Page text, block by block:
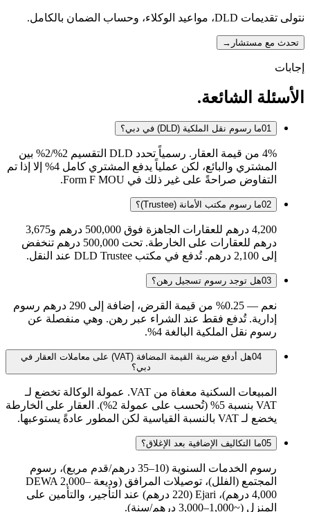
نتولى تقديمات DLD، مواعيد الوكلاء، وحساب الضمان بالكامل.
تحدث مع مستشار →
إجابات
الأسئلة الشائعة.
01ما رسوم نقل الملكية (DLD) في دبي؟
4% من قيمة العقار. رسمياً تحدد DLD التقسيم 2%/2% بين
المشتري والبائع، لكن عملياً يدفع المشتري كامل 4% إلا إذا تم
التفاوض صراحةً على غير ذلك في Form F MOU.
02ما رسوم مكتب الأمانة (Trustee)؟
4,200 درهم للعقارات الجاهزة فوق 500,000 درهم و3,675
درهم للعقارات على الخارطة. تحت 500,000 درهم تنخفض
إلى 2,100 درهم. تُدفع في مكتب DLD Trustee عند النقل.
03هل توجد رسوم تسجيل رهن؟
نعم — 0.25% من قيمة القرض، إضافة إلى 290 درهم رسوم
إدارية. تُدفع فقط عند الشراء عبر رهن. وهي منفصلة عن
رسوم نقل الملكية البالغة 4%.
04
هل أدفع ضريبة القيمة المضافة (VAT) على معاملات العقار في
دبي؟
المبيعات السكنية معفاة من VAT. عمولة الوكالة تخضع لـ
VAT بنسبة 5% (تُحسب على عمولة 2%). العقار على الخارطة
يخضع لـ VAT بالنسبة القياسية لكن المطور عادةً يستوعبها.
05ما التكاليف الإضافية بعد الإغلاق؟
رسوم الخدمات السنوية (10–35 درهم/قدم مربع)، رسوم
المجتمع (الفلل)، توصيلات المرافق (وديعة DEWA 2,000–
4,000 درهم)، Ejari (220 درهم) عند التأجير، والتأمين على
المنزل (~1,000–3,000 درهم/سنة).